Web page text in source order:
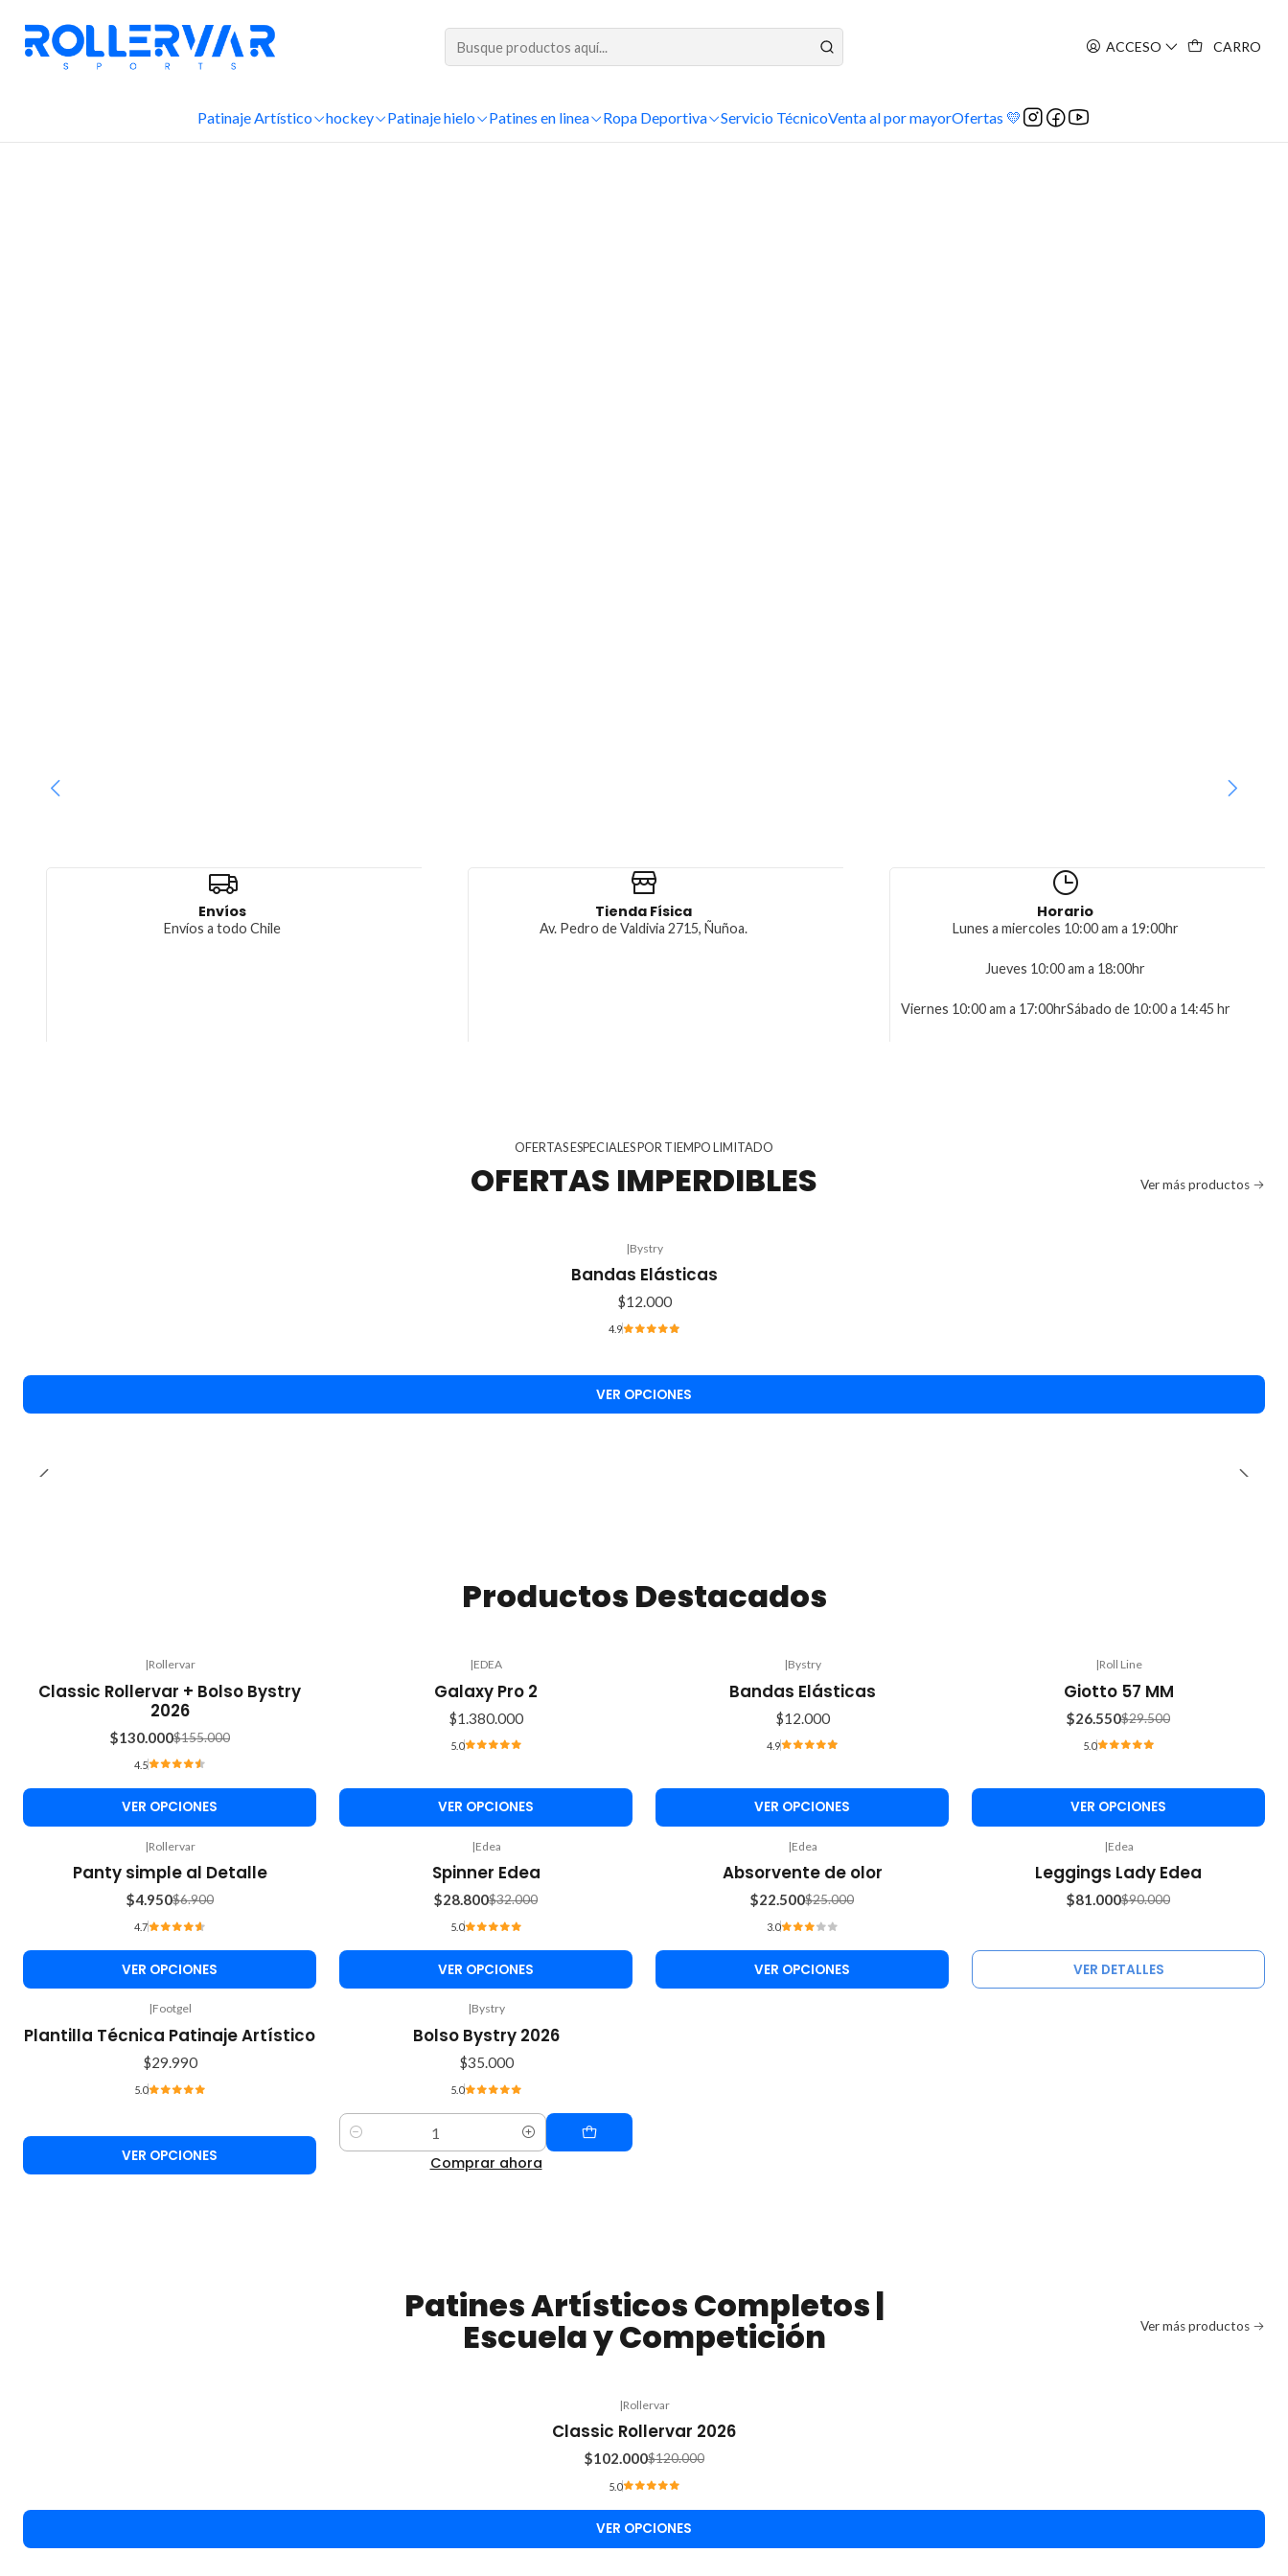
ACCESO CARRO
Patinaje Artístico hockey Patinaje hielo Patines en linea Ropa Deportiva Servicio TécnicoVenta al por mayorOfertas 💛
Envíos
Envíos a todo Chile
Tienda Física
Av. Pedro de Valdivia 2715, Ñuñoa.
Horario
Lunes a miercoles 10:00 am a 19:00hr
Jueves 10:00 am a 18:00hr
Viernes 10:00 am a 17:00hrSábado de 10:00 a 14:45 hr
OFERTAS ESPECIALES POR TIEMPO LIMITADO
OFERTAS IMPERDIBLES Ver más productos
|Bystry
Bandas Elásticas
$12.000
4.9
VER OPCIONES
Productos Destacados
-16%
OFF
|Rollervar
Classic Rollervar + Bolso Bystry
2026
$130.000$155.000
4.5
VER OPCIONES
|EDEA
Galaxy Pro 2
$1.380.000
5.0
VER OPCIONES
|Bystry
Bandas Elásticas
$12.000
4.9
VER OPCIONES
|Roll Line
Giotto 57 MM
$26.550$29.500
5.0
VER OPCIONES
|Rollervar
Panty simple al Detalle
$4.950$6.900
4.7
VER OPCIONES
|Edea
Spinner Edea
$28.800$32.000
5.0
VER OPCIONES
|Edea
Absorvente de olor
$22.500$25.000
3.0
VER OPCIONES
|Edea
Leggings Lady Edea
$81.000$90.000
VER DETALLES
|Footgel
Plantilla Técnica Patinaje Artístico
$29.990
5.0
VER OPCIONES
|Bystry
Bolso Bystry 2026
$35.000
5.0
Cantidad
Comprar ahora
Patines Artísticos Completos |
Escuela y Competición Ver más productos
|Rollervar
Classic Rollervar 2026
$102.000$120.000
5.0
VER OPCIONES